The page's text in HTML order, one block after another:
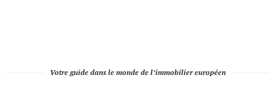
Votre guide dans le monde de l’immobilier européen